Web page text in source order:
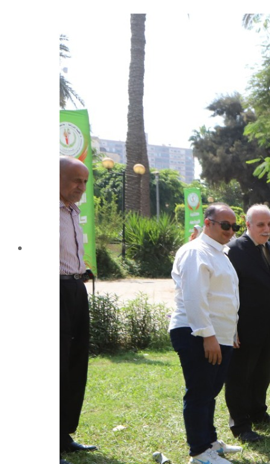
الإدارة
كلمة عميد الكلية
رؤساء الأقسام العلمية
الهيكل التنظيمى
نبذة تاريخية
تاريخ الكلية
الإدارة الحالية
الخطة الإستراتجية و التنفيذية
ميثاق الأخلاقيات
بحوث فى حقوق الملكية الفكرية
إستراتجية التعليم والتعلم
البريد الإلكترونى لإدارات و مراكز الكلية
خريطة الكلية